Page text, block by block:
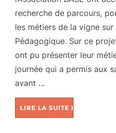
recherche de parcours,
les métiers de la vigne sur
Pédagogique. Sur ce
ont pu présenter leur
journée qui a permis aux
avant …
LIRE LA SUITE DE